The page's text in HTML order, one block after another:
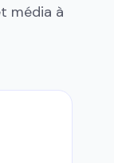
média à